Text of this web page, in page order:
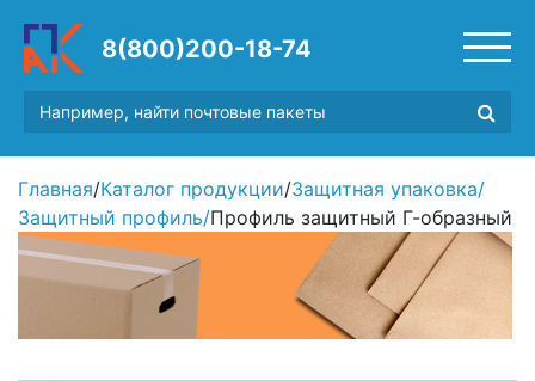
8(800)200-18-74
Главная/Каталог продукции/Защитная упаковка/
Защитный профиль/Профиль защитный Г-образный